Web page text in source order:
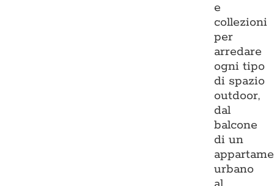
e
collezioni
per
arredare
ogni tipo
di spazio
outdoor,
dal
balcone
di un
urbano